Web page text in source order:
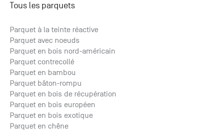
Tous les parquets
Parquet à la teinte réactive
Parquet avec noeuds
Parquet en bois nord-américain
Parquet contrecollé
Parquet en bambou
Parquet bâton-rompu
Parquet en bois de récupération
Parquet en bois européen
Parquet en bois exotique
Parquet en chêne